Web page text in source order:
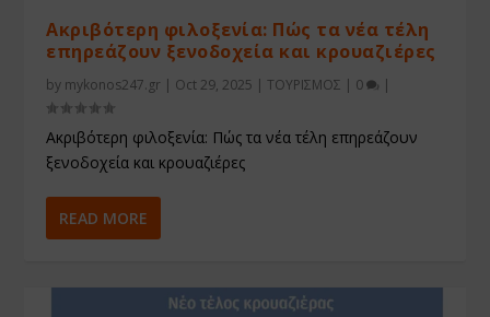
Ακριβότερη φιλοξενία: Πώς τα νέα τέλη
επηρεάζουν ξενοδοχεία και κρουαζιέρες
by mykonos247.gr | Oct 29, 2025 |ΤΟΥΡΙΣΜΟΣ | 0 |
Ακριβότερη φιλοξενία: Πώς τα νέα τέλη επηρεάζουν
ξενοδοχεία και κρουαζιέρες
READ MORE